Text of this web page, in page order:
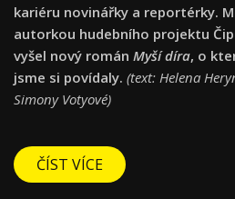
kariéru novinářky a reportérky.
autorkou hudebního projektu
vyšel nový román Myší díra, o
jsme si povídaly. (text: Helena
Simony Votyové)
ČÍST VÍCE